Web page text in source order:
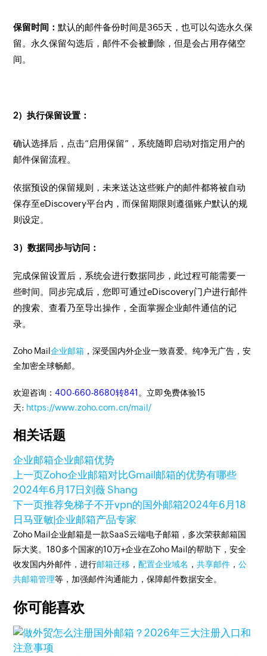
保留时间：默认的邮件备份时间是365天，也可以勾选永久保
留。永久保留勾选后，邮件不会被删除，但是会占用存储空
间。
2）执行保留设置：
确认选择后，点击“启用保留”，系统随即启动对指定用户的
邮件保留流程。
依据预设的保留规则，未来送达这些账户的邮件都将被自动
保存至eDiscovery平台内，而保留期限则遵循账户默认的规
则设定。
3）数据同步与访问：
完成保留设置后，系统会进行数据同步，此过程可能需要一
些时间。同步完成后，您即可通过eDiscovery门户进行邮件
的搜索、查看乃至导出操作，全面掌握企业邮件通信的记
录。
Zoho Mail企业邮箱 ，深受国内外企业一致喜爱。纯净无广告，安
全加密全球畅邮。
欢迎咨询：400-660-8680转841 。立即免费体验15
天: https://www.zoho.com.cn/mail/
相关话题
企业邮箱企业邮箱优势
上一页Zoho企业邮箱对比Gmail邮箱的优势有哪些
2024年6月17日刘薇 Shang
下一页推荐免梯子不开vpn的国外邮箱2024年6月18
日马亚敏|企业邮箱产品专家
Zoho Mail企业邮箱是一款SaaS云端电子邮箱，多次荣获邮箱国
际大奖。180多个国家的10万+企业在Zoho Mail的帮助下，安全
收发国内外邮件，进行邮箱迁移 ，配置企业域名 ，共享邮件 ，公
共邮箱管理等，加强邮件沟通能力，保障邮件数据安全。
你可能喜欢